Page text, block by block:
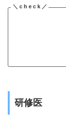
研修医